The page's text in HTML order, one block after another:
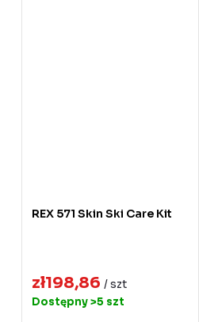
REX 571 Skin Ski Care Kit
zł198,86 / szt
Dostępny>5 szt